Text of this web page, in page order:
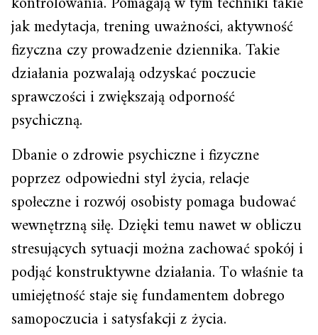
jak medytacja, trening uważności, aktywność
fizyczna czy prowadzenie dziennika. Takie
działania pozwalają odzyskać poczucie
sprawczości i zwiększają odporność
psychiczną.
Dbanie o zdrowie psychiczne i fizyczne
poprzez odpowiedni styl życia, relacje
społeczne i rozwój osobisty pomaga budować
wewnętrzną siłę. Dzięki temu nawet w obliczu
stresujących sytuacji można zachować spokój i
podjąć konstruktywne działania. To właśnie ta
umiejętność staje się fundamentem dobrego
samopoczucia i satysfakcji z życia.